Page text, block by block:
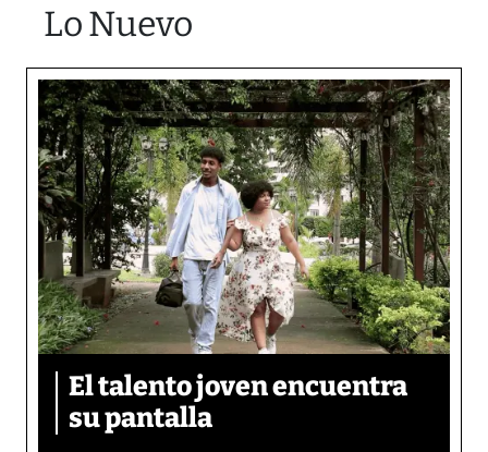
Lo Nuevo
El talento joven encuentra
su pantalla​